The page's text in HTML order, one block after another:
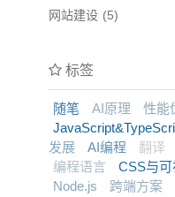
网站建设
5
标签
随笔 AI原理 性能
发展
AI编程 翻译
编程语言
CSS与
Node.js
跨端方案